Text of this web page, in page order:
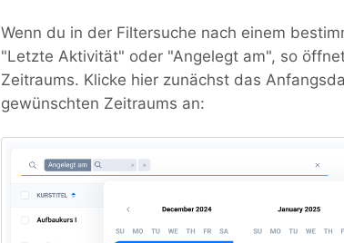
Wenn du in der Filtersuche nach einem
"Letzte Aktivität" oder "Angelegt am", so
Zeitraums. Klicke hier zunächst das
gewünschten Zeitraums an: